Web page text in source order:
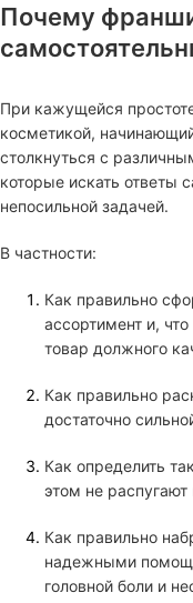
Почему
При кажущейся
косметикой,
столкнуться с
которые искать ответы
непосильной задачей.
В частности:
Как правильно
ассортимент и,
товар должного
Как правильно
достаточно
Как определить
этом не распугают
Как правильно
надежными
головной боли и